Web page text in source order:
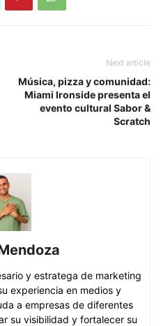
Next article
Música, pizza y comunidad:
Miami Ironside presenta el
evento cultural Sabor &
Scratch
y estratega de marketing
experiencia en medios y
a empresas de diferentes
su visibilidad y fortalecer su